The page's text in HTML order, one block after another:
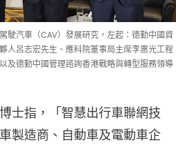
駛汽車（CAV）發展研究，左起：德勤中國資
人呂志宏先生、應科院董事局主席李惠光工程
及德勤中國管理諮詢香港戰略與轉型服務領導
士指，「智慧出行車聯網技
製造商、自動車及電動車企